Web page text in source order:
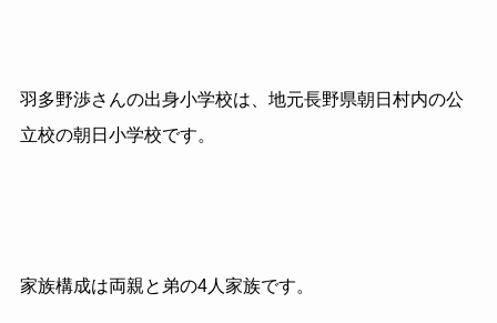
羽多野渉さんの出身小学校は、地元長野県朝日村内の公
立校の朝日小学校です。
家族構成は両親と弟の4人家族です。